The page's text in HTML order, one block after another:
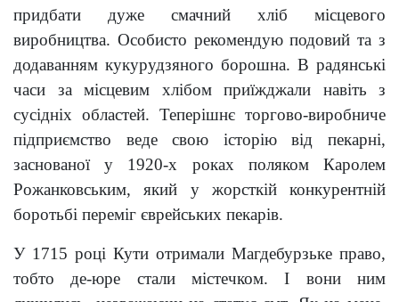
придбати дуже смачний хліб місцевого
виробництва. Особисто рекомендую подовий та з
додаванням кукурудзяного борошна. В радянські
часи за місцевим хлібом приїжджали навіть з
сусідніх областей. Теперішнє торгово-виробниче
підприємство веде свою історію від пекарні,
заснованої у 1920-х роках поляком Каролем
Рожанковським, який у жорсткій конкурентній
боротьбі переміг єврейських пекарів.
У 1715 році Кути отримали Магдебурзьке право,
тобто де-юре стали містечком. І вони ним